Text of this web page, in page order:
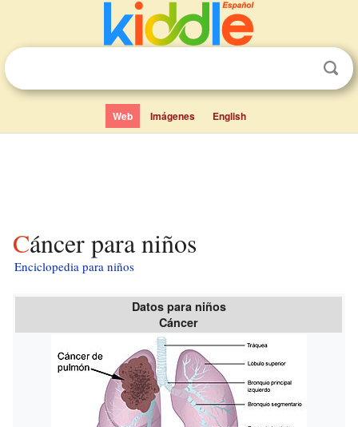
Web Imágenes English
Cáncer para niños
Enciclopedia para niños
Datos para niños
Cáncer